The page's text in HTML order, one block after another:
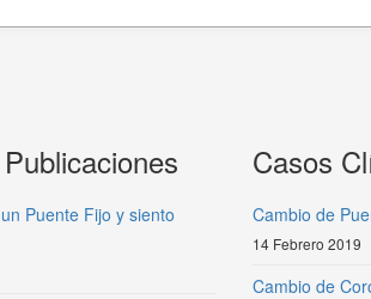
Puente Fijo y siento
Casos
Cambio de
14 Febrero 2019
Cambio de